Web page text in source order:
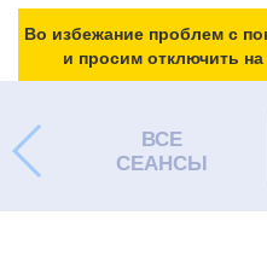
Во избежание проблем с
и просим отключить
ВСЕ
СЕАНСЫ